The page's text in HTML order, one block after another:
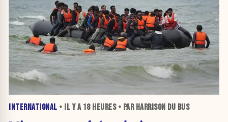
INTERNATIONAL • IL Y A 18 HEURES• PAR HARRISON DU BUS